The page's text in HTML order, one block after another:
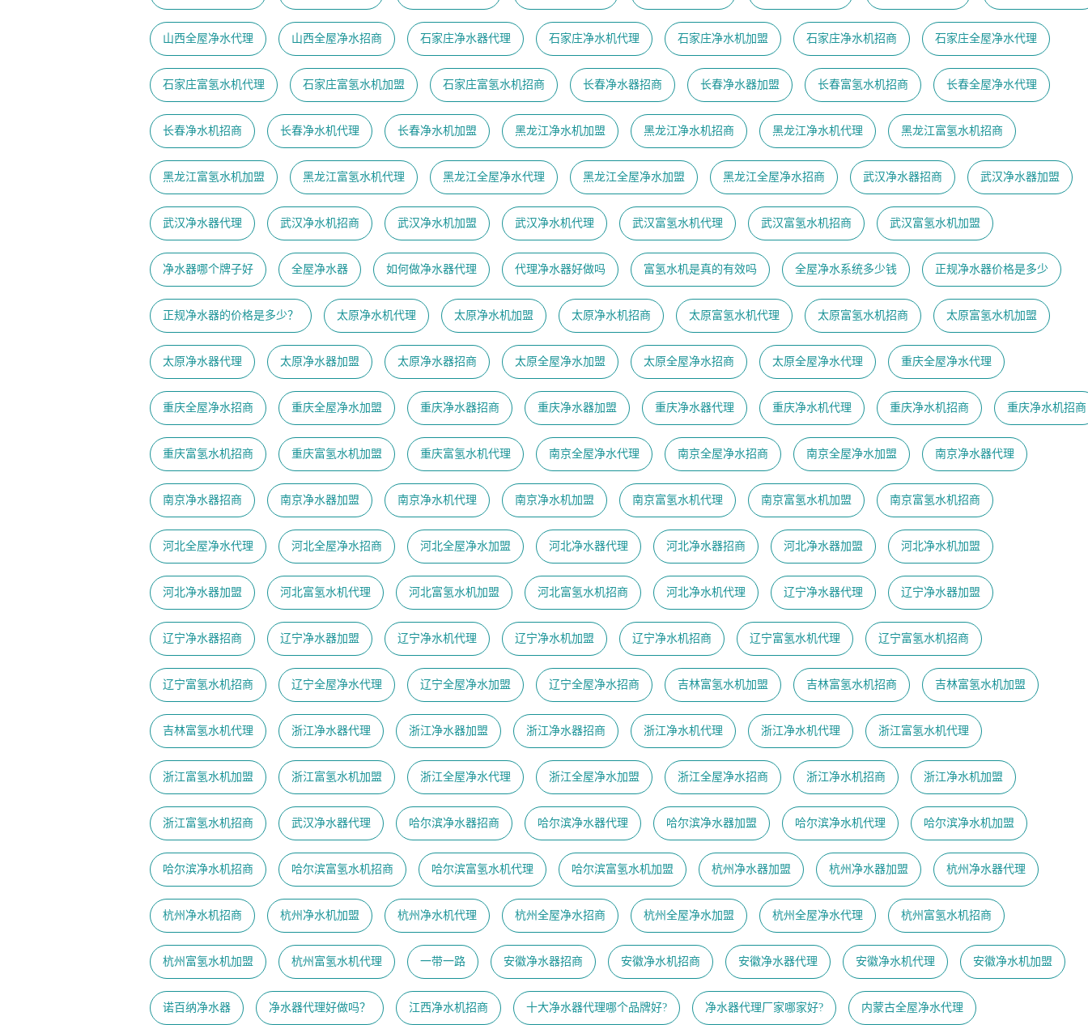
山西全屋净水代理 山西全屋净水招商 石家庄净水器代理 石家庄净水机代理 石家庄净水机加盟 石家庄净水机招商 石家庄全屋净水代理
石家庄富氢水机代理 石家庄富氢水机加盟 石家庄富氢水机招商 长春净水器招商 长春净水器加盟 长春富氢水机招商 长春全屋净水代理
长春净水机招商 长春净水机代理 长春净水机加盟 黑龙江净水机加盟 黑龙江净水机招商 黑龙江净水机代理 黑龙江富氢水机招商
黑龙江富氢水机加盟 黑龙江富氢水机代理 黑龙江全屋净水代理 黑龙江全屋净水加盟 黑龙江全屋净水招商 武汉净水器招商 武汉净水器加盟
武汉净水器代理 武汉净水机招商 武汉净水机加盟 武汉净水机代理 武汉富氢水机代理 武汉富氢水机招商 武汉富氢水机加盟
净水器哪个牌子好 全屋净水器 如何做净水器代理 代理净水器好做吗 富氢水机是真的有效吗 全屋净水系统多少钱 正规净水器价格是多少
正规净水器的价格是多少？ 太原净水机代理 太原净水机加盟 太原净水机招商 太原富氢水机代理 太原富氢水机招商 太原富氢水机加盟
太原净水器代理 太原净水器加盟 太原净水器招商 太原全屋净水加盟 太原全屋净水招商 太原全屋净水代理 重庆全屋净水代理
重庆全屋净水招商 重庆全屋净水加盟 重庆净水器招商 重庆净水器加盟 重庆净水器代理 重庆净水机代理 重庆净水机招商 重庆净水机招商
重庆富氢水机招商 重庆富氢水机加盟 重庆富氢水机代理 南京全屋净水代理 南京全屋净水招商 南京全屋净水加盟 南京净水器代理
南京净水器招商 南京净水器加盟 南京净水机代理 南京净水机加盟 南京富氢水机代理 南京富氢水机加盟 南京富氢水机招商
河北全屋净水代理 河北全屋净水招商 河北全屋净水加盟 河北净水器代理 河北净水器招商 河北净水器加盟 河北净水机加盟
河北净水器加盟 河北富氢水机代理 河北富氢水机加盟 河北富氢水机招商 河北净水机代理 辽宁净水器代理 辽宁净水器加盟
辽宁净水器招商 辽宁净水器加盟 辽宁净水机代理 辽宁净水机加盟 辽宁净水机招商 辽宁富氢水机代理 辽宁富氢水机招商
辽宁富氢水机招商 辽宁全屋净水代理 辽宁全屋净水加盟 辽宁全屋净水招商 吉林富氢水机加盟 吉林富氢水机招商 吉林富氢水机加盟
吉林富氢水机代理 浙江净水器代理 浙江净水器加盟 浙江净水器招商 浙江净水机代理 浙江净水机代理 浙江富氢水机代理
浙江富氢水机加盟 浙江富氢水机加盟 浙江全屋净水代理 浙江全屋净水加盟 浙江全屋净水招商 浙江净水机招商 浙江净水机加盟
浙江富氢水机招商 武汉净水器代理 哈尔滨净水器招商 哈尔滨净水器代理 哈尔滨净水器加盟 哈尔滨净水机代理 哈尔滨净水机加盟
哈尔滨净水机招商 哈尔滨富氢水机招商 哈尔滨富氢水机代理 哈尔滨富氢水机加盟 杭州净水器加盟 杭州净水器加盟 杭州净水器代理
杭州净水机招商 杭州净水机加盟 杭州净水机代理 杭州全屋净水招商 杭州全屋净水加盟 杭州全屋净水代理 杭州富氢水机招商
杭州富氢水机加盟 杭州富氢水机代理 一带一路 安徽净水器招商 安徽净水机招商 安徽净水器代理 安徽净水机代理 安徽净水机加盟
诺百纳净水器 净水器代理好做吗？ 江西净水机招商 十大净水器代理哪个品牌好? 净水器代理厂家哪家好? 内蒙古全屋净水代理